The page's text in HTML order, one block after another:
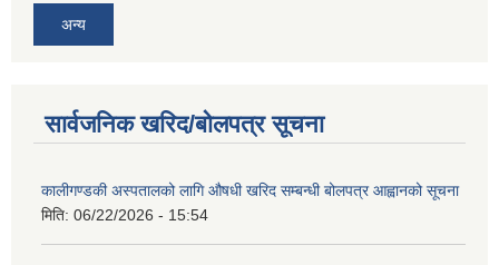
अन्य
सार्वजनिक खरिद/बोलपत्र सूचना
कालीगण्डकी अस्पतालको लागि औषधी खरिद सम्बन्धी बोलपत्र आह्वानको सूचना
मिति: 06/22/2026 - 15:54